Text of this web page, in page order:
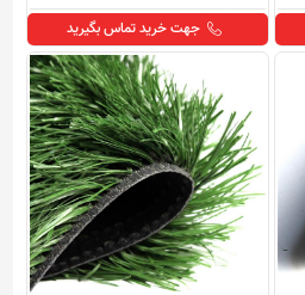
جهت خرید تماس بگیرید